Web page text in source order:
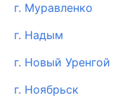
г. Муравленко
г. Надым
г. Новый Уренгой
г. Ноябрьск